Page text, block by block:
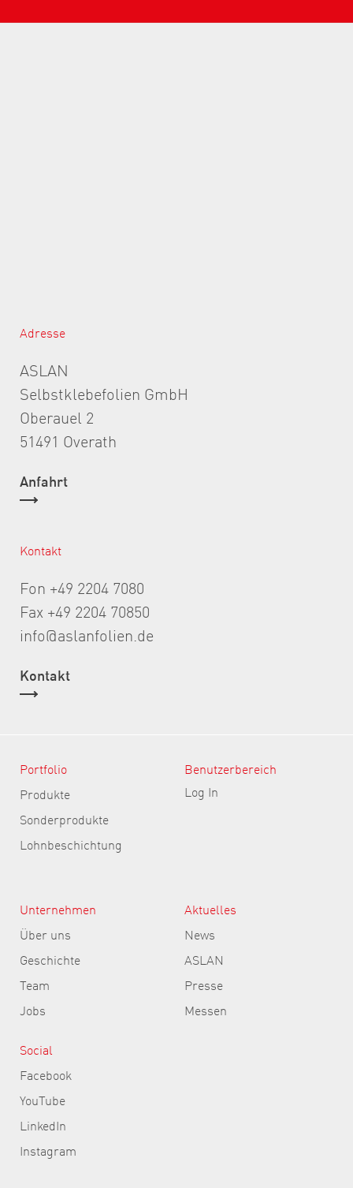
Adresse
ASLAN
Selbstklebefolien GmbH
Oberauel 2
51491 Overath
Anfahrt
Kontakt
Fon +49 2204 7080
Fax +49 2204 70850
info@aslanfolien.de
Kontakt
Portfolio
Produkte
Sonderprodukte
Lohnbeschichtung
Benutzerbereich
Log In
Unternehmen
Über uns
Geschichte
Team
Jobs
Aktuelles
News
ASLAN
Presse
Messen
Social
Facebook
YouTube
LinkedIn
Instagram